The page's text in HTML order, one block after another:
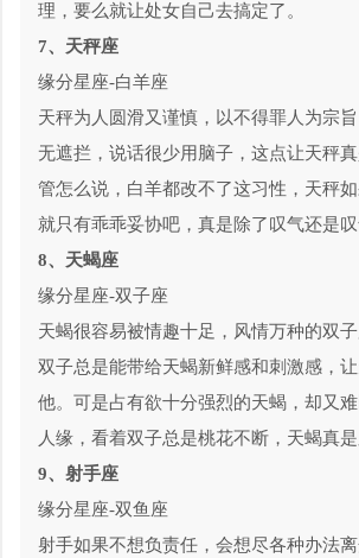
理，要么就让处女自己去搞定了。
7、天秤座
缘分星座-白羊座
天秤为人圆滑又谨慎，以不得罪人为宗
无遮拦，说话很少用脑子，这点让天秤
管怎么说，白羊都改不了这习性，天秤
就只有乖乖妥协吧，真是除了叹气还是叹
8、天蝎座
缘分星座-双子座
天蝎很容易被情趣十足，风情万种的双
双子总是能带给天蝎新鲜感和刺激感，
他。可是占有欲十分强烈的天蝎，却又
人缘，看着双子总是桃花不断，天蝎真是
9、射手座
缘分星座-双鱼座
射手如果不想负责任，会想尽各种办法